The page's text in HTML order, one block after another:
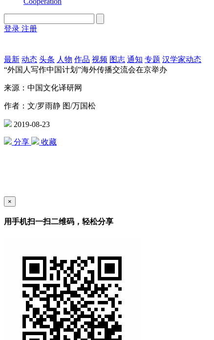
登录 注册
最新 动态 头条 人物 作品 视频 图志 通知 专题 汉学家动态
“外国人写作中国计划”海外传播交流会在京举办
来源：中国文化译研网
作者：文/罗雨静 图/万国松
2019-08-23
分享 收藏
×
用手机扫一扫二维码，轻松分享